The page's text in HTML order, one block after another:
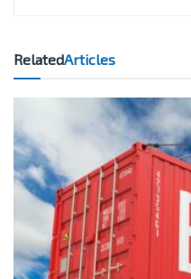
RelatedArticles